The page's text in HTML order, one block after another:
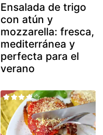
Ensalada de trigo
con atún y
mozzarella: fresca,
mediterránea y
perfecta para el
verano